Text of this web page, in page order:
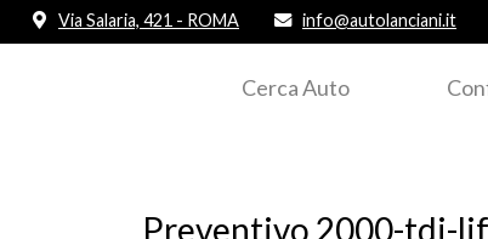
Via Salaria, 421 - ROMA info@autolanciani.it
Cerca Auto
Preventivo 2000-tdi-